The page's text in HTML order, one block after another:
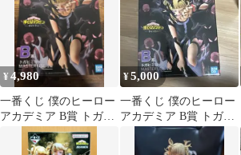
¥4,980
一番くじ 僕のヒーロー
アカデミア B賞 トガヒ
ミコ ヒロアカ
¥5,000
一番くじ 僕のヒーロー
アカデミア B賞 トガヒ
ミコ MASTERLISE